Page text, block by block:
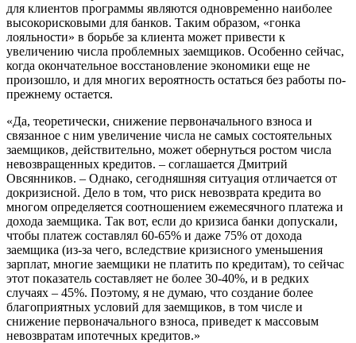
для клиентов программы являются одновременно наиболее
высокорисковыми для банков. Таким образом, «гонка
лояльности» в борьбе за клиента может привести к
увеличению числа проблемных заемщиков. Особенно сейчас,
когда окончательное восстановление экономики еще не
произошло, и для многих вероятность остаться без работы по-
прежнему остается.
«Да, теоретически, снижение первоначального взноса и
связанное с ним увеличение числа не самых состоятельных
заемщиков, действительно, может обернуться ростом числа
невозвращенных кредитов. – соглашается Дмитрий
Овсянников. – Однако, сегодняшняя ситуация отличается от
докризисной. Дело в том, что риск невозврата кредита во
многом определяется соотношением ежемесячного платежа и
дохода заемщика. Так вот, если до кризиса банки допускали,
чтобы платеж составлял 60-65% и даже 75% от дохода
заемщика (из-за чего, вследствие кризисного уменьшения
зарплат, многие заемщики не платить по кредитам), то сейчас
этот показатель составляет не более 30-40%, и в редких
случаях – 45%. Поэтому, я не думаю, что создание более
благоприятных условий для заемщиков, в том числе и
снижение первоначального взноса, приведет к массовым
невозвратам ипотечных кредитов.»